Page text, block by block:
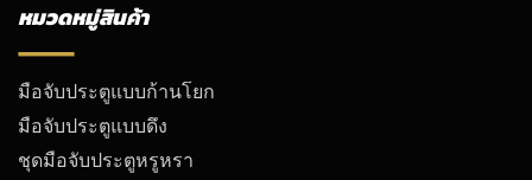
หมวดหมู่สินค้า
มือจับประตูแบบก้านโยก
มือจับประตูแบบดึง
ชุดมือจับประตูหรูหรา